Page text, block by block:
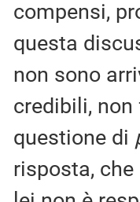
compensi,
questa
non sono
credibili, non
questione di
risposta,